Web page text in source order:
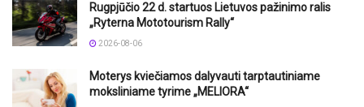
Rugpjūčio 22 d. startuos Lietuvos pažinimo ralis
„Ryterna Mototourism Rally“
2026-08-06
Moterys kviečiamos dalyvauti tarptautiniame
moksliniame tyrime „MELIORA“